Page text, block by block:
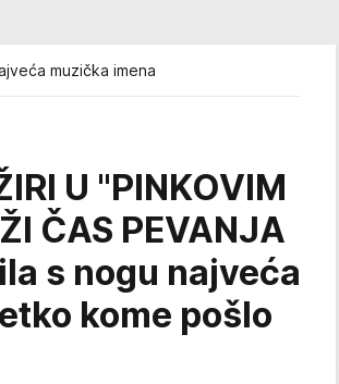
muzička imena
U "PINKOVIM
ČAS PEVANJA
s nogu najveća
kome pošlo